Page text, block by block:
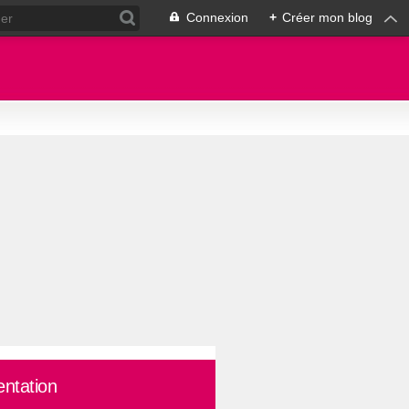
Connexion + Créer mon blog